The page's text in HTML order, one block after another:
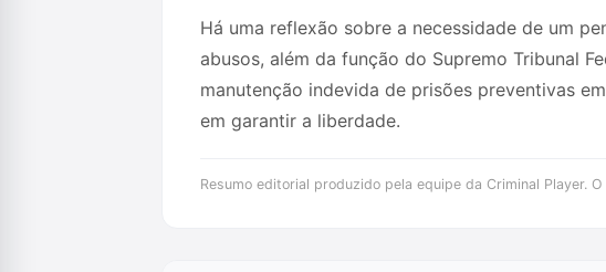
Há uma reflexão sobre a necessidade de um
abusos, além da função do Supremo Tribunal
manutenção indevida de prisões preventivas
em garantir a liberdade.
Resumo editorial produzido pela equipe da Criminal Player.